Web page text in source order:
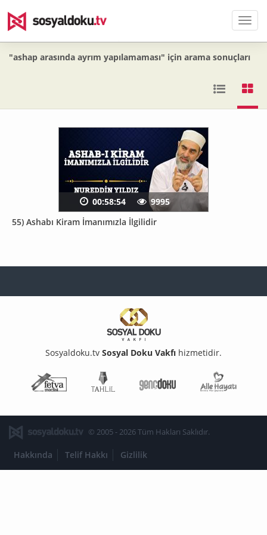
Menü
"ashap arasında ayrım yapılamaması" için arama sonuçları
55) Ashabı Kiram İmanımızla İlgilidir
00:58:54 9995
Sosyaldoku.tv Sosyal Doku Vakfı hizmetidir.
Fetva Meclisi
Genç Doku
© 2005 - 2026 Tüm Hakları Saklıdır.
Hakkında Telif Hakkı Gizlilik